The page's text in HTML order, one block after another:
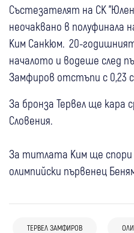
Състезателят на СК
неочаквано в полуфинала
Ким Санкюм. 20-
началото и водеше след
Замфиров отстъпи с 0,23
За бронза Тервел ще кара
Словения.
За титлата Ким ще спори
олимпийски първенец
ТЕРВЕЛ ЗАМФИРОВ